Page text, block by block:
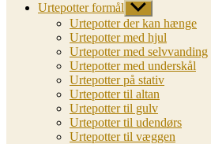
Urtepotter formål Vis
undermenu
Urtepotter der kan hænge
Urtepotter med hjul
Urtepotter med selvvanding
Urtepotter med underskål
Urtepotter på stativ
Urtepotter til altan
Urtepotter til gulv
Urtepotter til udendørs
Urtepotter til væggen